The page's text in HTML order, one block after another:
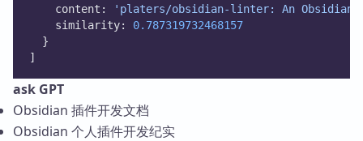
    content:
'platers/obsidian-linter: An
    similarity:
0.787319732468157
  }
]
ask GPT
Obsidian 插件开发文档
Obsidian 个人插件开发纪实